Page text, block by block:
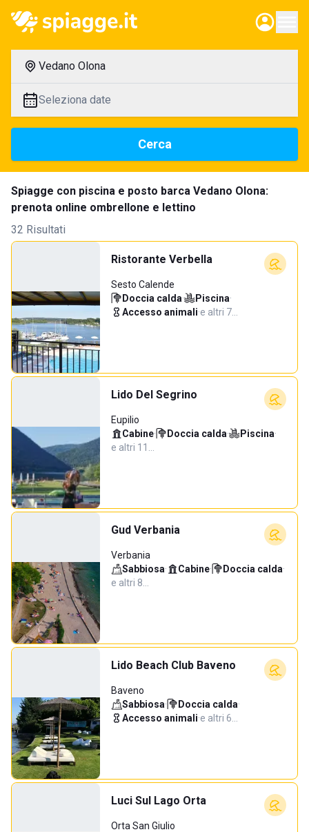
Vedano Olona
Seleziona date
Cerca
Spiagge con piscina e posto barca Vedano Olona:
prenota online ombrellone e lettino
32 Risultati
Ristorante Verbella
Sesto Calende
Doccia calda· Piscina·
Accesso animali·e altri 7…
Lido Del Segrino
Eupilio
Cabine· Doccia calda· Piscina·
e altri 11…
Gud Verbania
Verbania
Sabbiosa· Cabine· Doccia calda·
e altri 8…
Lido Beach Club Baveno
Baveno
Sabbiosa· Doccia calda·
Accesso animali·e altri 6…
Luci Sul Lago Orta
Orta San Giulio